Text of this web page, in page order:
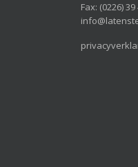
Fax: (0226) 39